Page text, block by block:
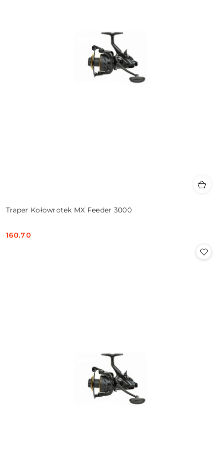
Traper Kołowrotek MX Feeder 3000
Cena:
160.70